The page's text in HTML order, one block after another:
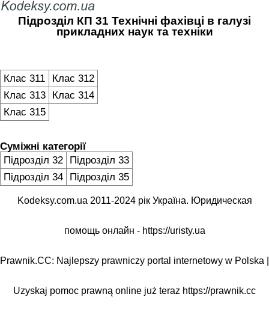
Підрозділ КП 31 Технічні фахівці в галузі
прикладних наук та техніки
Клас 311
Клас 312
Клас 313 Клас 314
Клас 315
Суміжні категорії
Підрозділ 32 Підрозділ 33
Підрозділ 34 Підрозділ 35
Kodeksy.com.ua 2011-2024 рік Україна. Юридическая
помощь онлайн - https://uristy.ua
Prawnik.CC: Najlepszy prawniczy portal internetowy w Polska |
Uzyskaj pomoc prawną online już teraz https://prawnik.cc